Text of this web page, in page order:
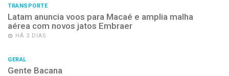
TRANSPORTE
Latam anuncia voos para Macaé e amplia malha
aérea com novos jatos Embraer
HÁ 3 DIAS
GERAL
Gente Bacana